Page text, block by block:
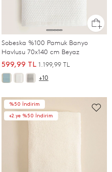
Sobeska %100 Pamuk Banyo
Havlusu 70x140 cm Beyaz
599,99 TL 1.199,99 TL
+10
%50 İndirim
+2.ye %50 İndirim